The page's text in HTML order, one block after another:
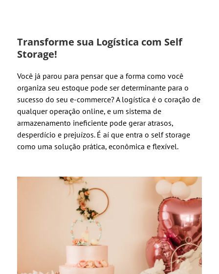
Transforme sua Logística com Self
Storage!
Você já parou para pensar que a forma como você
organiza seu estoque pode ser determinante para o
sucesso do seu e-commerce? A logística é o coração de
qualquer operação online, e um sistema de
armazenamento ineficiente pode gerar atrasos,
desperdício e prejuízos. É aí que entra o self storage
como uma solução prática, econômica e flexível.